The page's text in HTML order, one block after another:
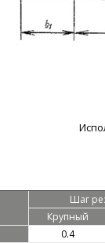
Шаг
Крупный
0.4